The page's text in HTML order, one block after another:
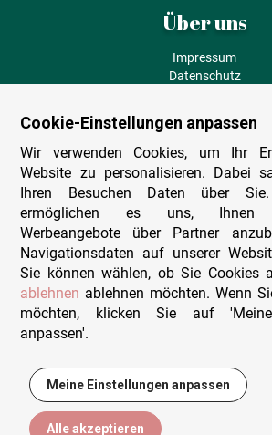
11,95 €
Über uns
Impressum
Datenschutz
Versand und Lieferung
Zahlungsarten
Herstellungsland
Widerruf
Sitemap
Beratung &
Wir sind persönlich
+49 (0)341 4912 210
Kontakt-Formular
Cookie-Einstellungen anpassen
Wir verwenden Cookies, um Ihr
Website zu personalisieren. Dabei
Ihren Besuchen Daten über
ermöglichen es uns, Ihnen
Werbeangebote über Partner
Navigationsdaten auf unserer
Sie können wählen, ob Sie Cookies
ablehnen ablehnen möchten. Wenn
möchten, klicken Sie auf 'Meine
anpassen'.
Meine Einstellungen anpassen
Alle akzeptieren